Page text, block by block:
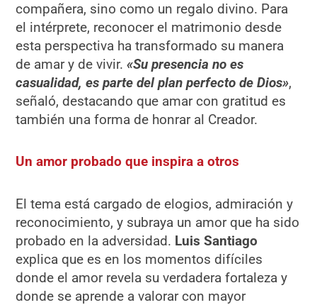
compañera, sino como un regalo divino. Para
el intérprete, reconocer el matrimonio desde
esta perspectiva ha transformado su manera
de amar y de vivir.«Su presencia no es
casualidad, es parte del plan perfecto de Dios»,
señaló, destacando que amar con gratitud es
también una forma de honrar al Creador.
Un amor probado que inspira a otros
El tema está cargado de elogios, admiración y
reconocimiento, y subraya un amor que ha sido
probado en la adversidad. Luis Santiago
explica que es en los momentos difíciles
donde el amor revela su verdadera fortaleza y
donde se aprende a valorar con mayor